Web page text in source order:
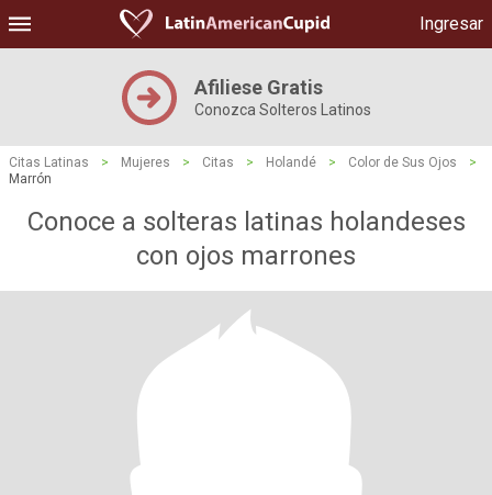
Ingresar
Afiliese Gratis
Conozca Solteros Latinos
Citas Latinas > Mujeres > Citas > Holandé > Color de Sus Ojos
>
Marrón
Conoce a solteras latinas holandeses
con ojos marrones